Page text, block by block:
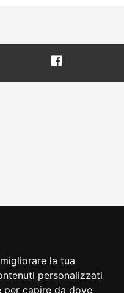
la tua
personalizzati
per capire da dove